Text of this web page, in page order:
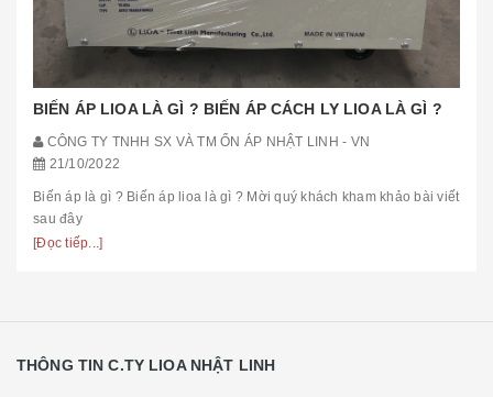
BIẾN ÁP LIOA LÀ GÌ ? BIẾN ÁP CÁCH LY LIOA LÀ GÌ ?
CÔNG TY TNHH SX VÀ TM ỔN ÁP NHẬT LINH - VN
21/10/2022
Biến áp là gì ? Biến áp lioa là gì ? Mời quý khách kham khảo bài viết
sau đây
[Đọc tiếp...]
THÔNG TIN C.TY LIOA NHẬT LINH